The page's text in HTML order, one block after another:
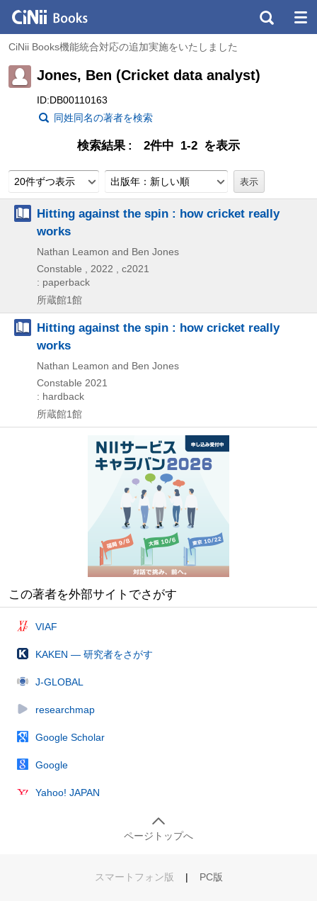
CiNii Books機能統合対応の追加実施をいたしました
Jones, Ben (Cricket data analyst)
ID:DB00110163
同姓同名の著者を検索
検索結果 2件中 1-2 を表示
20件ずつ表示 出版年：新しい順
Hitting against the spin : how cricket really
works
Nathan Leamon and Ben Jones
Constable , 2022 , c2021
: paperback
所蔵館1館
Hitting against the spin : how cricket really
works
Nathan Leamon and Ben Jones
Constable 2021
: hardback
所蔵館1館
この著者を外部サイトでさがす
VIAF
KAKEN — 研究者をさがす
J-GLOBAL
researchmap
Google Scholar
Google
Yahoo! JAPAN
ページトップへ
スマートフォン版 | PC版